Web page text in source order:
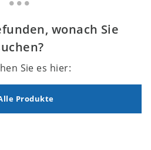
wonach Sie
Sie es hier:
Produkte